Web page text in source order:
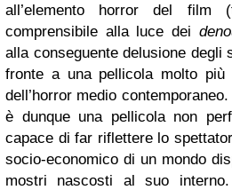
all’elemento horror del film
comprensibile alla luce dei
alla conseguente delusione degli
fronte a una pellicola molto più
dell’horror medio
è dunque una pellicola non
capace di far riflettere lo
socio-economico di un mondo
mostri nascosti al suo